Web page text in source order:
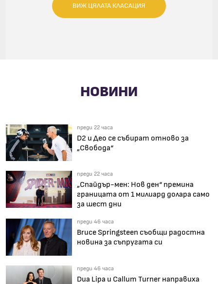
ВИЖ ЦЯЛАТА КЛАСАЦИЯ
НОВИНИ
преди 22 часа
D2 и Део се събират отново за
„Свобода“
преди 22 часа
„Спайдър-мен: Нов ден“ премина
границата от 1 милиард долара само
за шест дни
преди 46 часа
Bruce Springsteen съобщи радостна
новина за съпругата си
преди 46 часа
Dua Lipa и Callum Turner направиха